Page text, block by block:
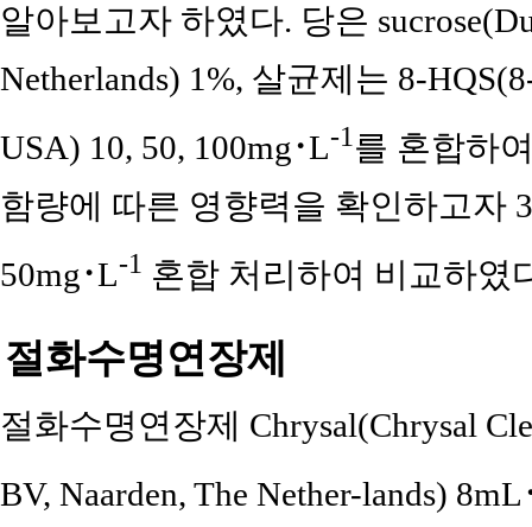
알아보고자 하였다. 당은
Netherlands) 1%, 살균제는 8-
USA) 10, 50, 100mg･L-1를 혼합하
함량에 따른 영향력을 확인하고자
50mg･L-1 혼합 처리하여 비교하였
절화수명연장제
절화수명연장제 Chrysal(Chrysal
BV, Naarden, The Nether-lands)